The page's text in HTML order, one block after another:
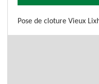
Pose de cloture Vieux